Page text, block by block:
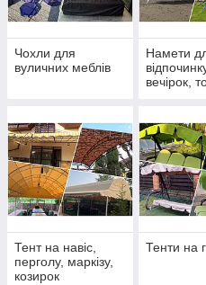
Чохли для
вуличних меблів
Намети
вечірок,
Тент на навіс,
перголу, маркізу,
козирок
Тенти на